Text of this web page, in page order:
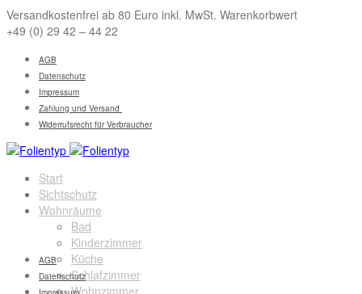
Versandkostenfrei ab 80 Euro inkl. MwSt. Warenkorbwert
+49 (0) 29 42 – 44 22
AGB
Datenschutz
Impressum
Zahlung und Versand
Widerrufsrecht für Verbraucher
Start
Sichtschutz
Wohnräume
Bad
Kinderzimmer
Küche
Schlafzimmer
Wohnzimmer
AGB
Datenschutz